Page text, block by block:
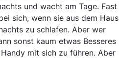
und wacht am Tage. Fast
sich, wenn sie aus dem Haus
zu schlafen. Aber wer
sonst kaum etwas Besseres
mit sich zu führen. Aber